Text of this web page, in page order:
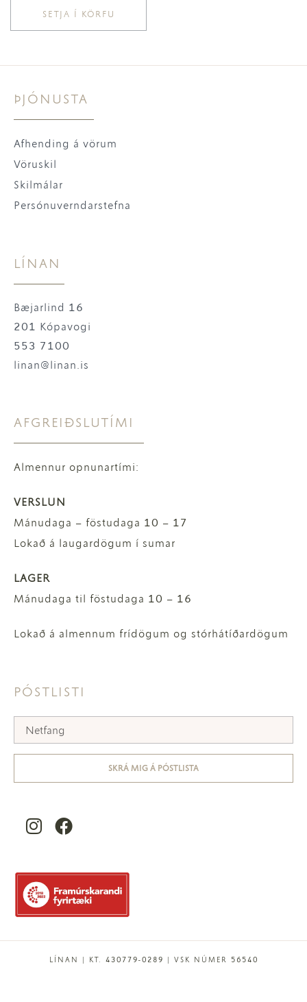
SETJA Í KÖRFU
ÞJÓNUSTA
Afhending á vörum
Vöruskil
Skilmálar
Persónuverndarstefna
LÍNAN
Bæjarlind 16
201 Kópavogi
553 7100
linan@linan.is
AFGREIÐSLUTÍMI
Almennur opnunartími:
VERSLUN
Mánudaga – föstudaga 10 – 17
Lokað á laugardögum í sumar
LAGER
Mánudaga til föstudaga 10 – 16
Lokað á almennum frídögum og stórhátíðardögum
PÓSTLISTI
SKRÁ MIG Á PÓSTLISTA
LÍNAN | KT. 430779-0289 | VSK NÚMER 56540